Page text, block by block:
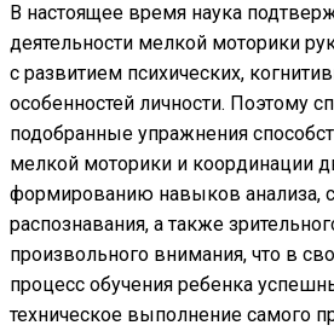
В настоящее время наука
деятельности мелкой моторики
с развитием психических,
особенностей личности. Поэтому
подобранные упражнения
мелкой моторики и координации
формированию навыков анализа,
распознавания, а также
произвольного внимания, что в
процесс обучения ребенка
техническое выполнение самого